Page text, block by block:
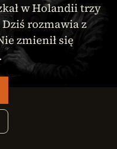
w Holandii trzy
rozmawia z
zmienił się